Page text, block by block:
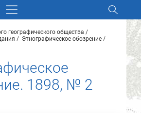
географического общества
Этнографическое обозрение
1898, № 2